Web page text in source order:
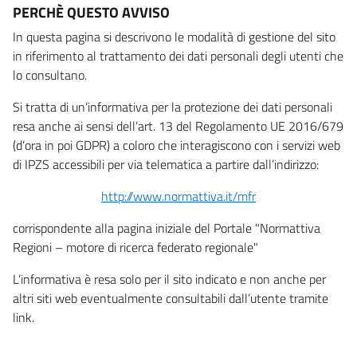
PERCHÈ QUESTO AVVISO
In questa pagina si descrivono le modalità di gestione del sito
in riferimento al trattamento dei dati personali degli utenti che
lo consultano.
Si tratta di un’informativa per la protezione dei dati personali
resa anche ai sensi dell’art. 13 del Regolamento UE 2016/679
(d’ora in poi GDPR) a coloro che interagiscono con i servizi web
di IPZS accessibili per via telematica a partire dall’indirizzo:
http://www.normattiva.it/mfr
corrispondente alla pagina iniziale del Portale "Normattiva
Regioni – motore di ricerca federato regionale"
L’informativa è resa solo per il sito indicato e non anche per
altri siti web eventualmente consultabili dall’utente tramite
link.